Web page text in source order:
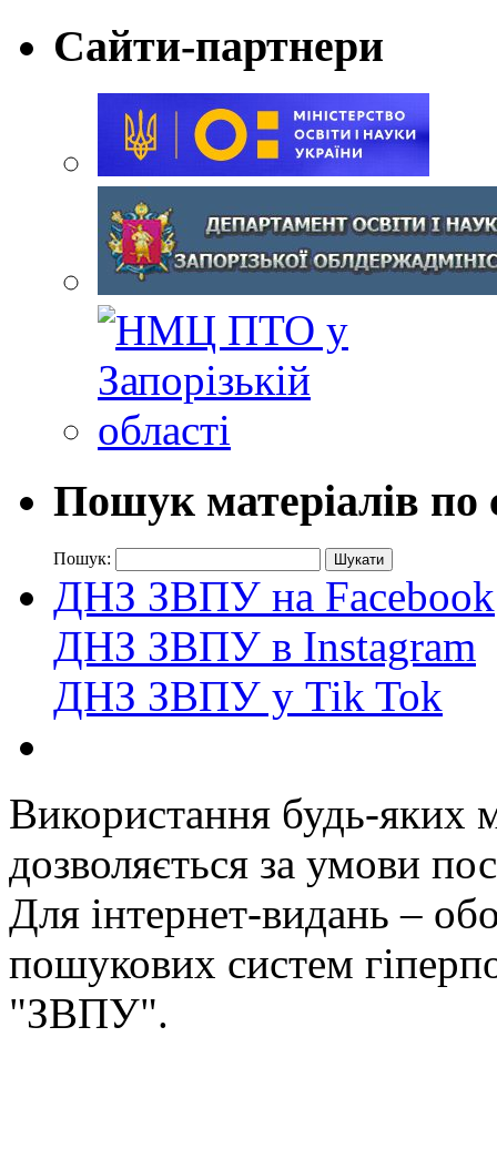
Сайти-партнери
Пошук матеріалів по
Пошук:
ДНЗ ЗВПУ на Facebook
ДНЗ ЗВПУ в Instagram
ДНЗ ЗВПУ у Tik Tok
Використання будь-яких
дозволяється за умови
Для інтернет-видань –
пошукових систем
"ЗВПУ".